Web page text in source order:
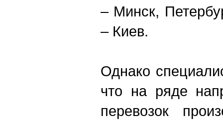
– Минск,
– Киев.
Однако
что на ряде
перевозок